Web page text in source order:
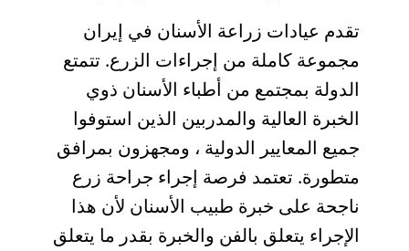
تقدم عيادات زراعة الأسنان في إيران
مجموعة كاملة من إجراءات الزرع. تتمتع
الدولة بمجتمع من أطباء الأسنان ذوي
الخبرة العالية والمدربين الذين استوفوا
جميع المعايير الدولية ، ومجهزون بمرافق
متطورة. تعتمد فرصة إجراء جراحة زرع
ناجحة على خبرة طبيب الأسنان لأن هذا
الإجراء يتعلق بالفن والخبرة بقدر ما يتعلق